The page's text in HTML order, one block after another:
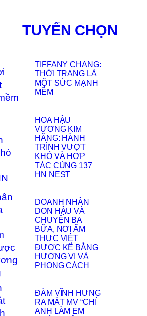
TUYỂN CHỌN
TIFFANY CHANG:
THỜI TRANG LÀ
MỘT SỨC MẠNH
MỀM
HOA HẬU
VƯƠNG KIM
HẰNG: HÀNH
TRÌNH VƯỢT
KHÓ VÀ HỢP
TÁC CÙNG 137
HN NEST
DOANH NHÂN
DON HẬU VÀ
CHUYỆN BA
BỮA, NƠI ẨM
THỰC VIỆT
ĐƯỢC KỂ BẰNG
HƯƠNG VỊ VÀ
PHONG CÁCH
ĐÀM VĨNH HƯNG
RA MẮT MV “CHỈ
ANH LÀM EM